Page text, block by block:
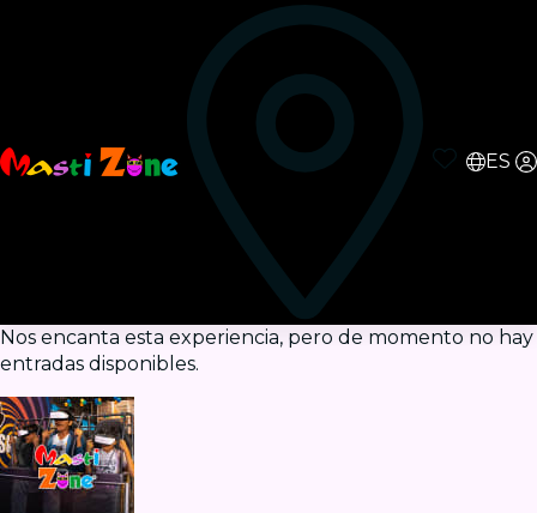
ES
Nos encanta esta experiencia, pero de momento no hay
entradas disponibles.